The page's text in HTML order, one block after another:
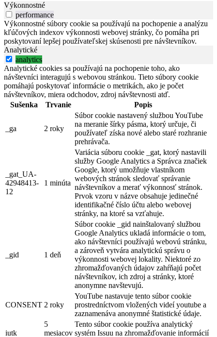
Výkonnostné
performance
Výkonnostné súbory cookie sa používajú na pochopenie a analýzu
kľúčových indexov výkonnosti webovej stránky, čo pomáha pri
poskytovaní lepšej používateľskej skúsenosti pre návštevníkov.
Analytické
analytics
Analytické cookies sa používajú na pochopenie toho, ako
návštevníci interagujú s webovou stránkou. Tieto súbory cookie
pomáhajú poskytovať informácie o metrikách, ako je počet
návštevníkov, miera odchodov, zdroj návštevnosti atď.
Sušenka
Trvanie Popis
_ga 2 roky
Súbor cookie nastavený službou YouTube
na meranie šírky pásma, ktorý určuje, či
používateľ získa nové alebo staré rozhranie
prehrávača.
_gat_UA-
42948413-
12
1 minúta
Variácia súboru cookie _gat, ktorý nastavili
služby Google Analytics a Správca značiek
Google, ktorý umožňuje vlastníkom
webových stránok sledovať správanie
návštevníkov a merať výkonnosť stránok.
Prvok vzoru v názve obsahuje jedinečné
identifikačné číslo účtu alebo webovej
stránky, na ktoré sa vzťahuje.
_gid 1 deň
Súbor cookie _gid nainštalovaný službou
Google Analytics ukladá informácie o tom,
ako návštevníci používajú webovú stránku,
a zároveň vytvára analytickú správu o
výkonnosti webovej lokality. Niektoré zo
zhromažďovaných údajov zahŕňajú počet
návštevníkov, ich zdroj a stránky, ktoré
anonymne navštevujú.
CONSENT 2 roky
YouTube nastavuje tento súbor cookie
prostredníctvom vložených videí youtube a
zaznamenáva anonymné štatistické údaje.
iutk
5
mesiacov
Tento súbor cookie používa analytický
systém Issuu na zhromažďovanie informácií